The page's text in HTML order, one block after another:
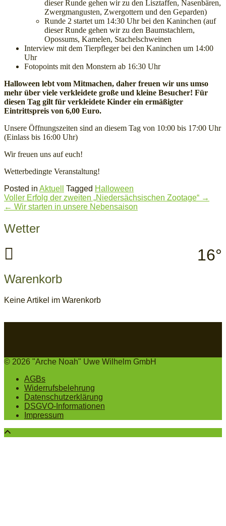
dieser Runde gehen wir zu den Lisztaffen, Nasenbären,
Zwergmangusten, Zwergottern und den Geparden)
Runde 2 startet um 14:30 Uhr bei den Kaninchen (auf
dieser Runde gehen wir zu den Baumstachlern,
Opossums, Kamelen, Stachelschweinen
Interview mit dem Tierpfleger bei den Kaninchen um 14:00
Uhr
Fotopoints mit den Monstern ab 16:30 Uhr
Halloween lebt vom Mitmachen, daher freuen wir uns umso
mehr über viele verkleidete große und kleine Besucher! Für
diesen Tag gilt für verkleidete Kinder ein ermäßigter
Eintrittspreis von 6,00 Euro.
Unsere Öffnungszeiten sind an diesem Tag von 10:00 bis 17:00 Uhr
(Einlass bis 16:00 Uhr)
Wir freuen uns auf euch!
Wetterbedingte Veranstaltung!
Posted in Aktuell Tagged Halloween
Post
navigation
Voller Erfolg der zweiten „Niedersächsischen Zootage“ →
← Wir starten in unsere Nebensaison
Wetter
16°
Warenkorb
Keine Artikel im Warenkorb
© 2026 "Arche Noah" Uwe Wilhelm GmbH
AGBs
Widerrufsbelehrung
Datenschutzerklärung
DSGVO-Informationen
Impressum